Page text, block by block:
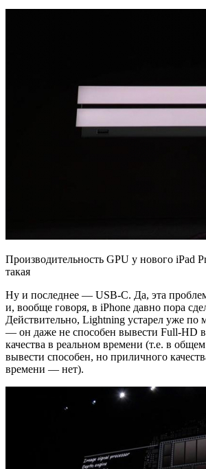
Производительность GPU у нового iPad
такая
Ну и последнее — USB-C. Да, эта
и, вообще говоря, в iPhone давно пора
Действительно, Lightning устарел уже по
— он даже не способен вывести Full-HD
качества в реальном времени (т.е. в
вывести способен, но приличного
времени — нет).